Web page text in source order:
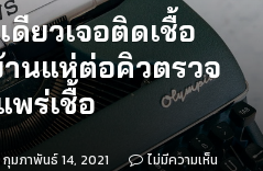
ยวเจอติดเชื้อ
นแห่ต่อคิวตรวจ
พร่เชื้อ
กุมภาพันธ์ 14, 2021
ไม่มีความเห็น